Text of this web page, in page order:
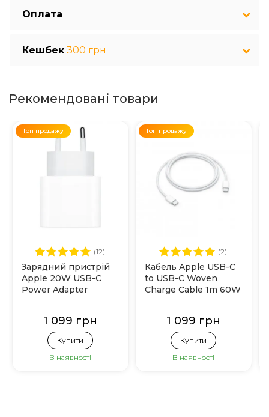
Оплата
Кешбек 300 грн
Рекомендовані товари
Топ продажу
(12)
Зарядний пристрій
Apple 20W USB-C
Power Adapter
1 099 грн
Купити
В наявності
Топ продажу
(2)
Кабель Apple USB-C
to USB-C Woven
Charge Cable 1m 60W
1 099 грн
Купити
В наявності